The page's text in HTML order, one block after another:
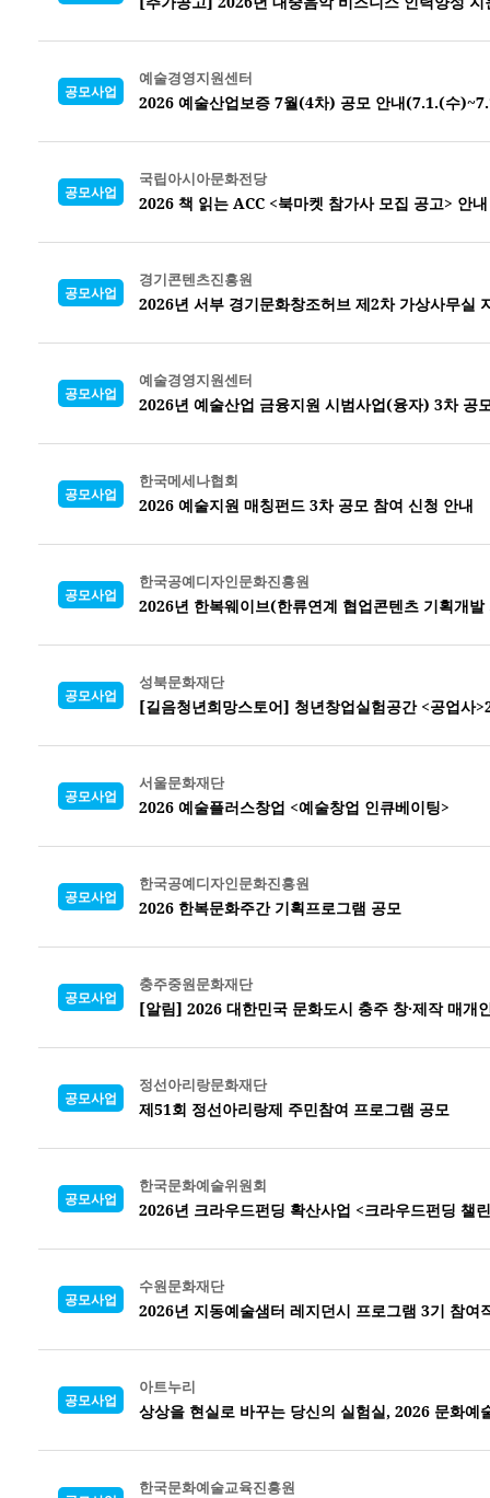
공모사업
예술경영지원센터
2026 예술산업보증 7월(4차) 공모 안내(7.1.(수
공모사업
국립아시아문화전당
2026 책 읽는 ACC <북마켓 참가사 모집 공고> 안내
공모사업
경기콘텐츠진흥원
2026년 서부 경기문화창조허브 제2차 가상사무실
공모사업
예술경영지원센터
2026년 예술산업 금융지원 시범사업(융자) 3차 공
공모사업
한국메세나협회
2026 예술지원 매칭펀드 3차 공모 참여 신청 안내
공모사업
한국공예디자인문화진흥원
2026년 한복웨이브(한류연계 협업콘텐츠 기획개
공모사업
성북문화재단
[길음청년희망스토어] 청년창업실험공간 <공업사
공모사업
서울문화재단
2026 예술플러스창업 <예술창업 인큐베이팅>
공모사업
한국공예디자인문화진흥원
2026 한복문화주간 기획프로그램 공모
공모사업
충주중원문화재단
[알림] 2026 대한민국 문화도시 충주 창·제작 매개
공모사업
정선아리랑문화재단
제51회 정선아리랑제 주민참여 프로그램 공모
공모사업
한국문화예술위원회
2026년 크라우드펀딩 확산사업 <크라우드펀딩 챌
공모사업
수원문화재단
2026년 지동예술샘터 레지던시 프로그램 3기 참여
공모사업
아트누리
상상을 현실로 바꾸는 당신의 실험실, 2026 문화
한국문화예술교육진흥원